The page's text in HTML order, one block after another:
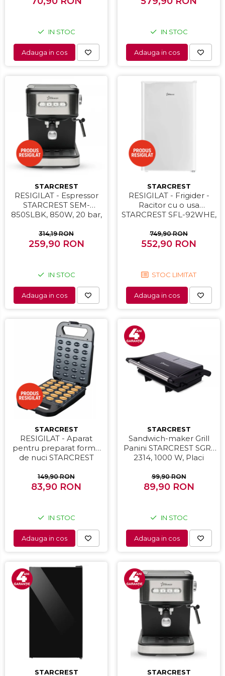
Alte obiecte sanitare
IN STOC
Adauga in cos
IN STOC
Adauga in cos
STARCREST
RESIGILAT - Espressor
STARCREST SEM-
850SLBK, 850W, 20 bar,
dispozitiv spumare, filtru
dublu din inox,
314,19 RON
259,90 RON
IN STOC
Adauga in cos
STARCREST
RESIGILAT - Frigider -
Racitor cu o usa
STARCREST SFL-92WHE,
Iluminare interioara,H 83
cm, Alb
749,90 RON
552,90 RON
STOC LIMITAT
Adauga in cos
STARCREST
RESIGILAT - Aparat
pentru preparat forme
de nuci STARCREST
1400W, Indicator luminos,
Placi antiaderente,
149,90 RON
83,90 RON
IN STOC
Adauga in cos
STARCREST
Sandwich-maker Grill
Panini STARCREST SGR-
2314, 1000 W, Placi
Deschidere 180°,
Suprafata de gatire 23 x
99,90 RON
89,90 RON
IN STOC
Adauga in cos
STARCREST STARCREST